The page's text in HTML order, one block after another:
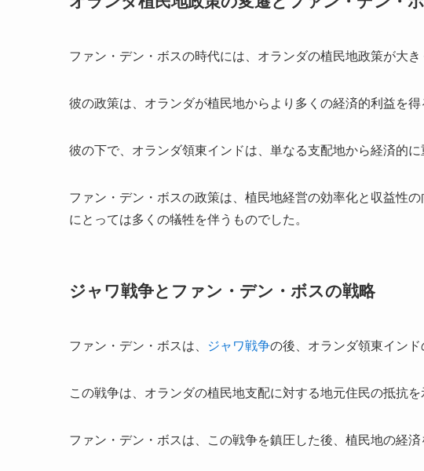
ファン・デン・ボスの時代には、オランダの植民地政策が大き
彼の政策は、オランダが植民地からより多くの経済的利益を得
彼の下で、オランダ領東インドは、単なる支配地から経済的に
ファン・デン・ボスの政策は、植民地経営の効率化と収益性
にとっては多くの犠牲を伴うものでした。
ジャワ戦争とファン・デン・ボスの戦略
ファン・デン・ボスは、 ジャワ戦争の後、オランダ領東インド
この戦争は、オランダの植民地支配に対する地元住民の抵抗を
ファン・デン・ボスは、この戦争を鎮圧した後、植民地の経